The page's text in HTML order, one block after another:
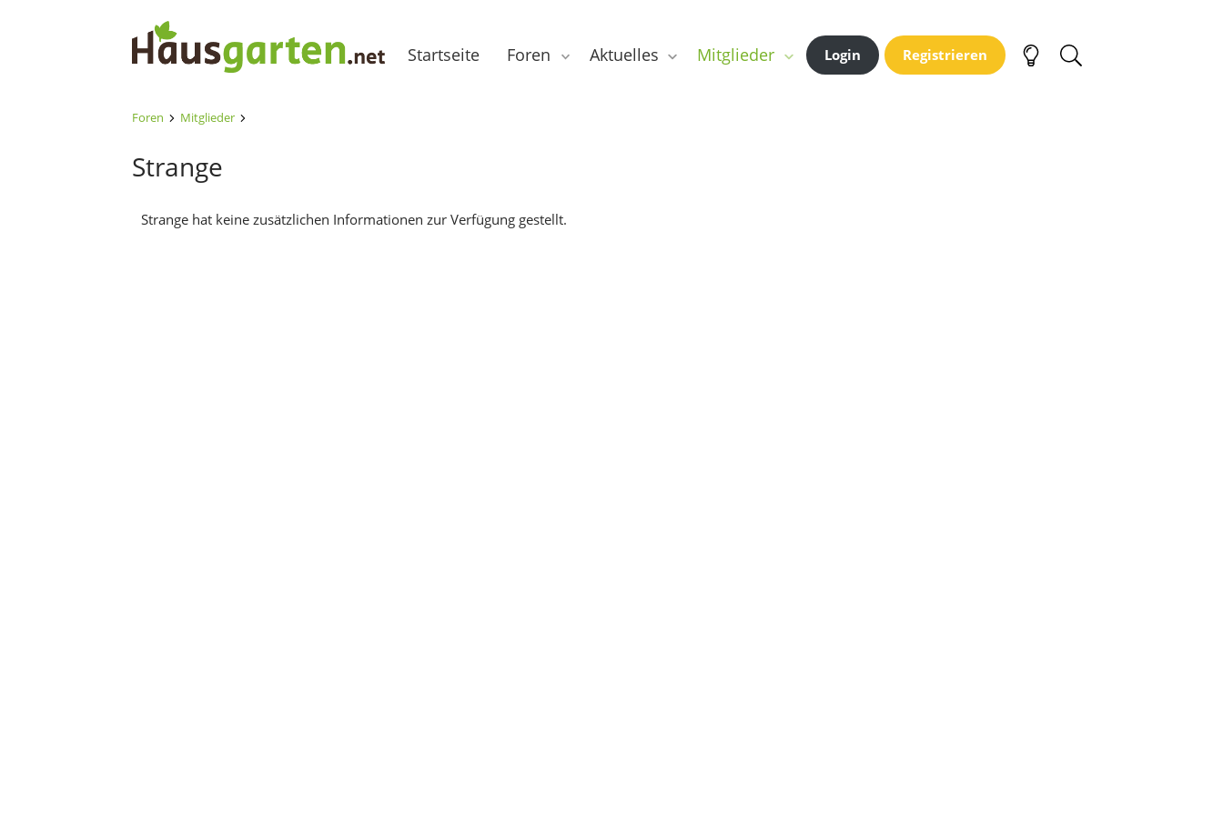
Startseite Foren Aktuelles Mitglieder Login Registrieren
Foren Mitglieder
Strange
Strange hat keine zusätzlichen Informationen zur Verfügung gestellt.